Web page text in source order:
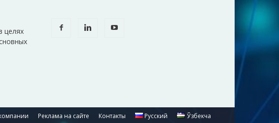
целях
Реклама на сайте Контакты Русский Ўзбекча